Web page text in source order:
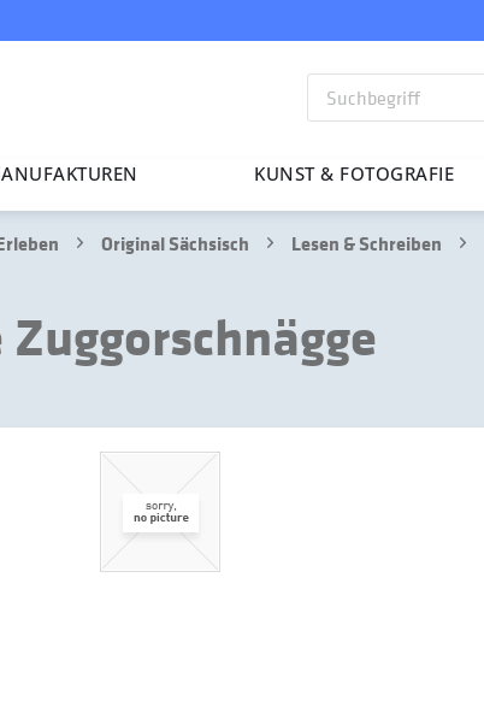
KUNST & FOTO­GRAFIE
Original Sächsisch Lesen & Schreiben